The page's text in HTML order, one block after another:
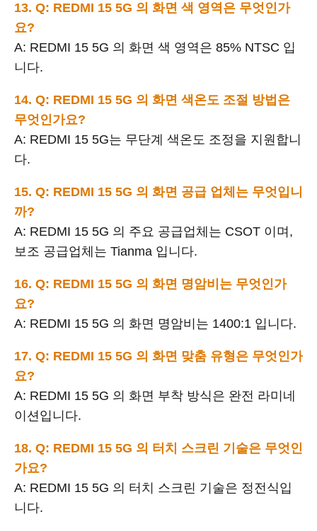
13. Q: REDMI 15 5G 의 화면 색 영역은 무엇인가
요?
A: REDMI 15 5G 의 화면 색 영역은 85% NTSC 입
니다.
14. Q: REDMI 15 5G 의 화면 색온도 조절 방법은
무엇인가요?
A: REDMI 15 5G는 무단계 색온도 조정을 지원합니
다.
15. Q: REDMI 15 5G 의 화면 공급 업체는 무엇입니
까?
A: REDMI 15 5G 의 주요 공급업체는 CSOT 이며,
보조 공급업체는 Tianma 입니다.
16. Q: REDMI 15 5G 의 화면 명암비는 무엇인가
요?
A: REDMI 15 5G 의 화면 명암비는 1400:1 입니다.
17. Q: REDMI 15 5G 의 화면 맞춤 유형은 무엇인가
요?
A: REDMI 15 5G 의 화면 부착 방식은 완전 라미네
이션입니다.
18. Q: REDMI 15 5G 의 터치 스크린 기술은 무엇인
가요?
A: REDMI 15 5G 의 터치 스크린 기술은 정전식입
니다.